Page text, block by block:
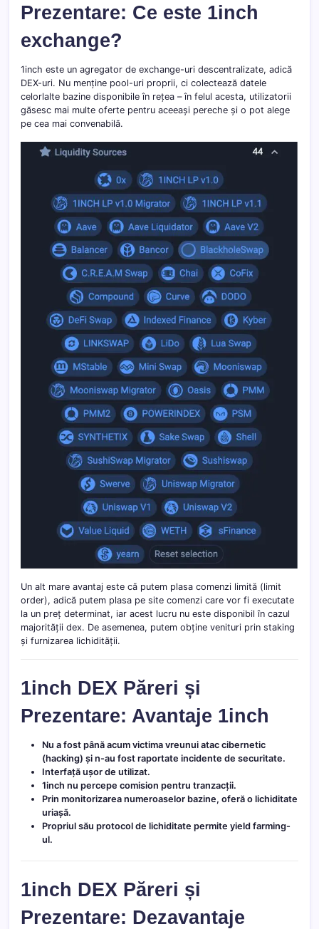
Prezentare: Ce este 1inch
exchange?
1inch este un agregator de exchange-uri descentralizate, adică
DEX-uri. Nu menține pool-uri proprii, ci colectează datele
celorlalte bazine disponibile în rețea – în felul acesta, utilizatorii
găsesc mai multe oferte pentru aceeași pereche și o pot alege
pe cea mai convenabilă.
Un alt mare avantaj este că putem plasa comenzi limită (limit
order), adică putem plasa pe site comenzi care vor fi executate
la un preț determinat, iar acest lucru nu este disponibil în cazul
majorității dex. De asemenea, putem obține venituri prin staking
și furnizarea lichidității.
1inch DEX Păreri și
Prezentare: Avantaje 1inch
Nu a fost până acum victima vreunui atac cibernetic
(hacking) și n-au fost raportate incidente de securitate.
Interfață ușor de utilizat.
1inch nu percepe comision pentru tranzacții.
Prin monitorizarea numeroaselor bazine, oferă o lichiditate
uriașă.
Propriul său protocol de lichiditate permite yield farming-
ul.
1inch DEX Păreri și
Prezentare: Dezavantaje